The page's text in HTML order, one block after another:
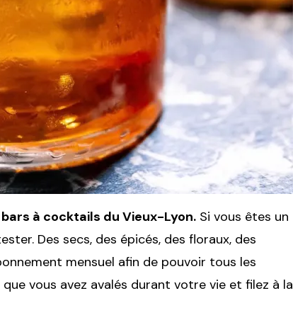
à cocktails du Vieux-Lyon. Si vous êtes un
Des secs, des épicés, des floraux, des
mensuel afin de pouvoir tous les
vous avez avalés durant votre vie et filez à la